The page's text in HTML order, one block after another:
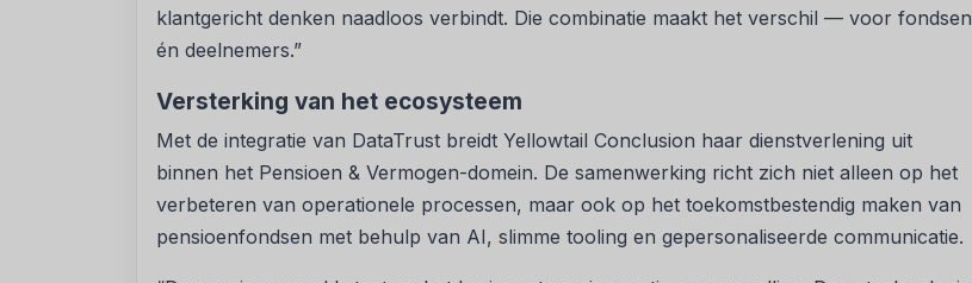
klantgericht denken naadloos verbindt. Die combinatie maakt het verschil — voor fondsen
én deelnemers.”
Versterking van het ecosysteem
Met de integratie van DataTrust breidt Yellowtail Conclusion haar dienstverlening uit
binnen het Pensioen & Vermogen-domein. De samenwerking richt zich niet alleen op het
verbeteren van operationele processen, maar ook op het toekomstbestendig maken van
pensioenfondsen met behulp van AI, slimme tooling en gepersonaliseerde communicatie.